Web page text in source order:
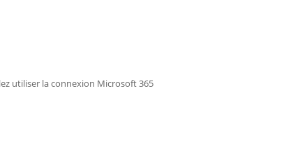
utiliser la connexion Microsoft 365